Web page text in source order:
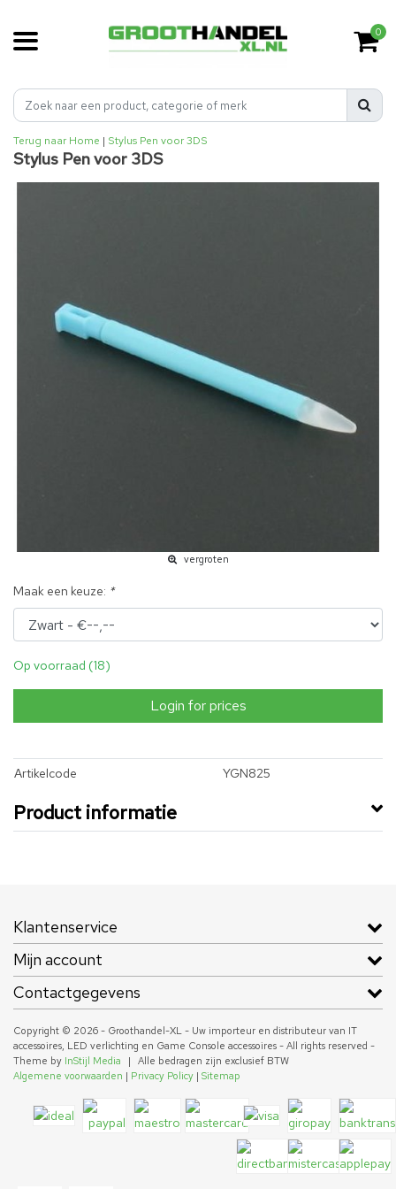
0
Terug naar Home | Stylus Pen voor 3DS
Stylus Pen voor 3DS
vergroten
Maak een keuze: *
Op voorraad (18)
Login for prices
Artikelcode YGN825
Product informatie
Klantenservice
Mijn account
Contactgegevens
Copyright © 2026 - Groothandel-XL - Uw importeur en distributeur van IT
accessoires, LED verlichting en Game Console accessoires - All rights reserved -
Theme by InStijl Media |
Alle bedragen zijn exclusief BTW
Algemene voorwaarden | Privacy Policy | Sitemap